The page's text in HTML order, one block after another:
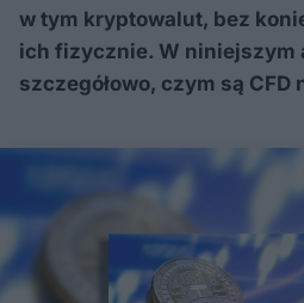
w tym kryptowalut, bez
ich fizycznie. W niniejszym
szczegółowo, czym są